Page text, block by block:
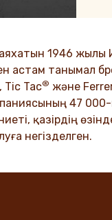
1946
астам танымал
, Tic Tac® және
47 000-
қазірдің
негізделген.